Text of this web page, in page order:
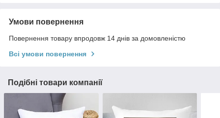
Умови повернення
Повернення товару впродовж 14 днів за домовленістю
Всі умови повернення
Подібні товари компанії